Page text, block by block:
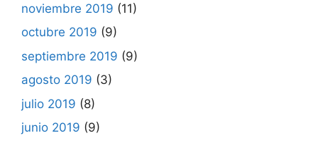
noviembre 2019 (11)
octubre 2019 (9)
septiembre 2019 (9)
agosto 2019 (3)
julio 2019 (8)
junio 2019 (9)